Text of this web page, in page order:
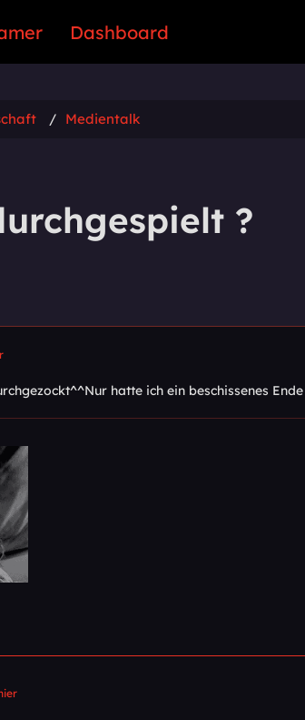
Dashboard
Medientalk
?
hatte ich ein beschissenes